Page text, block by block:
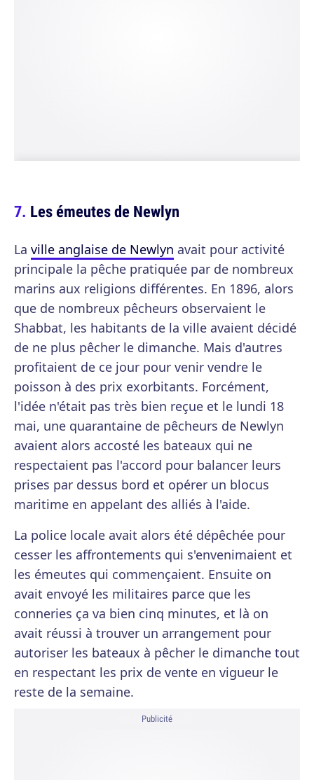
Les émeutes de Newlyn
La ville anglaise de Newlyn avait pour activité
principale la pêche pratiquée par de nombreux
marins aux religions différentes. En 1896, alors
que de nombreux pêcheurs observaient le
Shabbat, les habitants de la ville avaient décidé
de ne plus pêcher le dimanche. Mais d'autres
profitaient de ce jour pour venir vendre le
poisson à des prix exorbitants. Forcément,
l'idée n'était pas très bien reçue et le lundi 18
mai, une quarantaine de pêcheurs de Newlyn
avaient alors accosté les bateaux qui ne
respectaient pas l'accord pour balancer leurs
prises par dessus bord et opérer un blocus
maritime en appelant des alliés à l'aide.
La police locale avait alors été dépêchée pour
cesser les affrontements qui s'envenimaient et
les émeutes qui commençaient. Ensuite on
avait envoyé les militaires parce que les
conneries ça va bien cinq minutes, et là on
avait réussi à trouver un arrangement pour
autoriser les bateaux à pêcher le dimanche tout
en respectant les prix de vente en vigueur le
reste de la semaine.
Publicité